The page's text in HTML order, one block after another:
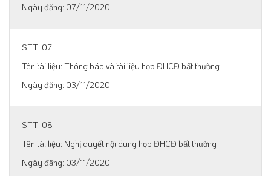
07/11/2020
07
Thông báo và tài liệu họp ĐHCĐ bất thường
03/11/2020
08
Nghị quyết nội dung họp ĐHCĐ bất thường
03/11/2020